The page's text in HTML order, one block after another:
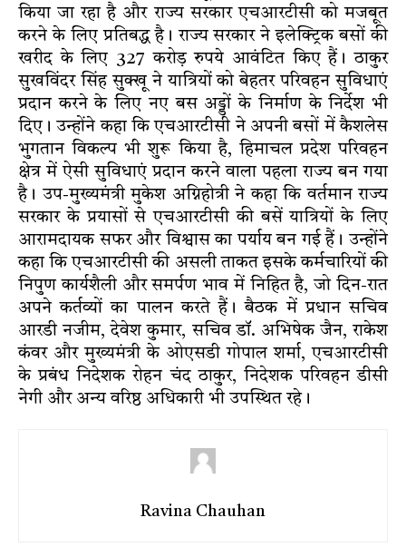
किया जा रहा है और राज्य सरकार एचआरटीसी को मजबूत
करने के लिए प्रतिबद्ध है। राज्य सरकार ने इलेक्ट्रिक बसों की
खरीद के लिए 327 करोड़ रुपये आवंटित किए हैं। ठाकुर
सुखविंदर सिंह सुक्खू ने यात्रियों को बेहतर परिवहन सुविधाएं
प्रदान करने के लिए नए बस अड्डों के निर्माण के निर्देश भी
दिए। उन्होंने कहा कि एचआरटीसी ने अपनी बसों में कैशलेस
भुगतान विकल्प भी शुरू किया है, हिमाचल प्रदेश परिवहन
क्षेत्र में ऐसी सुविधाएं प्रदान करने वाला पहला राज्य बन गया
है। उप-मुख्यमंत्री मुकेश अग्निहोत्री ने कहा कि वर्तमान राज्य
सरकार के प्रयासों से एचआरटीसी की बसें यात्रियों के लिए
आरामदायक सफर और विश्वास का पर्याय बन गई हैं। उन्होंने
कहा कि एचआरटीसी की असली ताकत इसके कर्मचारियों की
निपुण कार्यशैली और समर्पण भाव में निहित है, जो दिन-रात
अपने कर्तव्यों का पालन करते हैं। बैठक में प्रधान सचिव
आरडी नजीम, देवेश कुमार, सचिव डॉ. अभिषेक जैन, राकेश
कंवर और मुख्यमंत्री के ओएसडी गोपाल शर्मा, एचआरटीसी
के प्रबंध निदेशक रोहन चंद ठाकुर, निदेशक परिवहन डीसी
नेगी और अन्य वरिष्ठ अधिकारी भी उपस्थित रहे।
Ravina Chauhan